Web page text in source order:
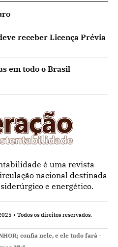
receber Licença Prévia
em todo o Brasil
é uma revista
nacional destinada
e energético.
• Todos os direitos reservados.
confia nele, e ele tudo fará -